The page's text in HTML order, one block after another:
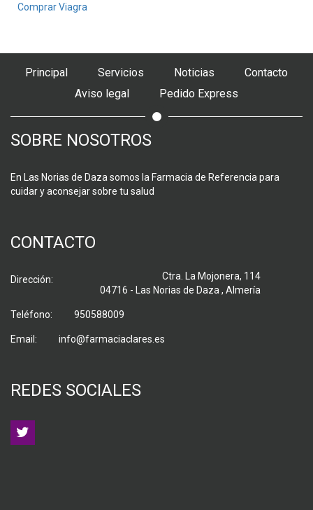
Comprar Viagra
Principal Servicios Noticias
Contacto
Aviso legal
Pedido Express
SOBRE NOSOTROS
En Las Norias de Daza somos la Farmacia de Referencia para
cuidar y aconsejar sobre tu salud
CONTACTO
Dirección:
Ctra. La Mojonera, 114
04716 - Las Norias de Daza , Almería
Teléfono: 950588009
Email: info@farmaciaclares.es
REDES SOCIALES